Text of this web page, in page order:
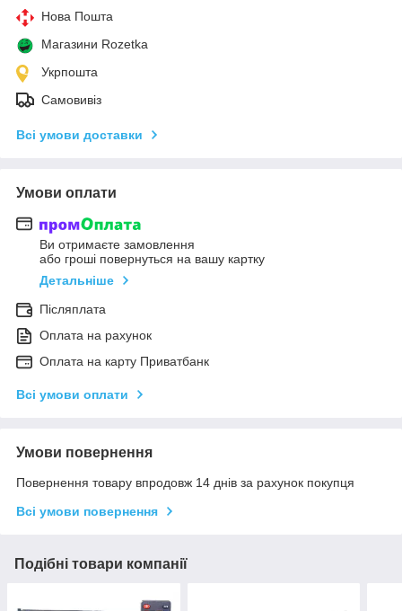
Нова Пошта
Магазини Rozetka
Укрпошта
Самовивіз
Всі умови доставки
Умови оплати
Ви отримаєте замовлення
або гроші повернуться на вашу картку
Детальніше
Післяплата
Оплата на рахунок
Оплата на карту Приватбанк
Всі умови оплати
Умови повернення
Повернення товару впродовж 14 днів за рахунок покупця
Всі умови повернення
Подібні товари компанії